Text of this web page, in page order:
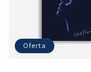
Oferta